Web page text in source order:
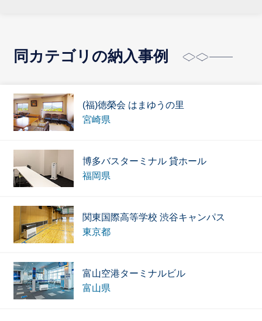
同カテゴリの納入事例
(福)徳榮会 はまゆうの里
宮崎県
博多バスターミナル 貸ホール
福岡県
関東国際高等学校 渋谷キャンパス
東京都
富山空港ターミナルビル
富山県